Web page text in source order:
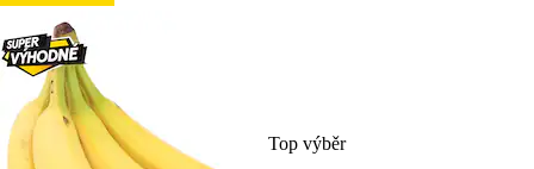
Top výběr